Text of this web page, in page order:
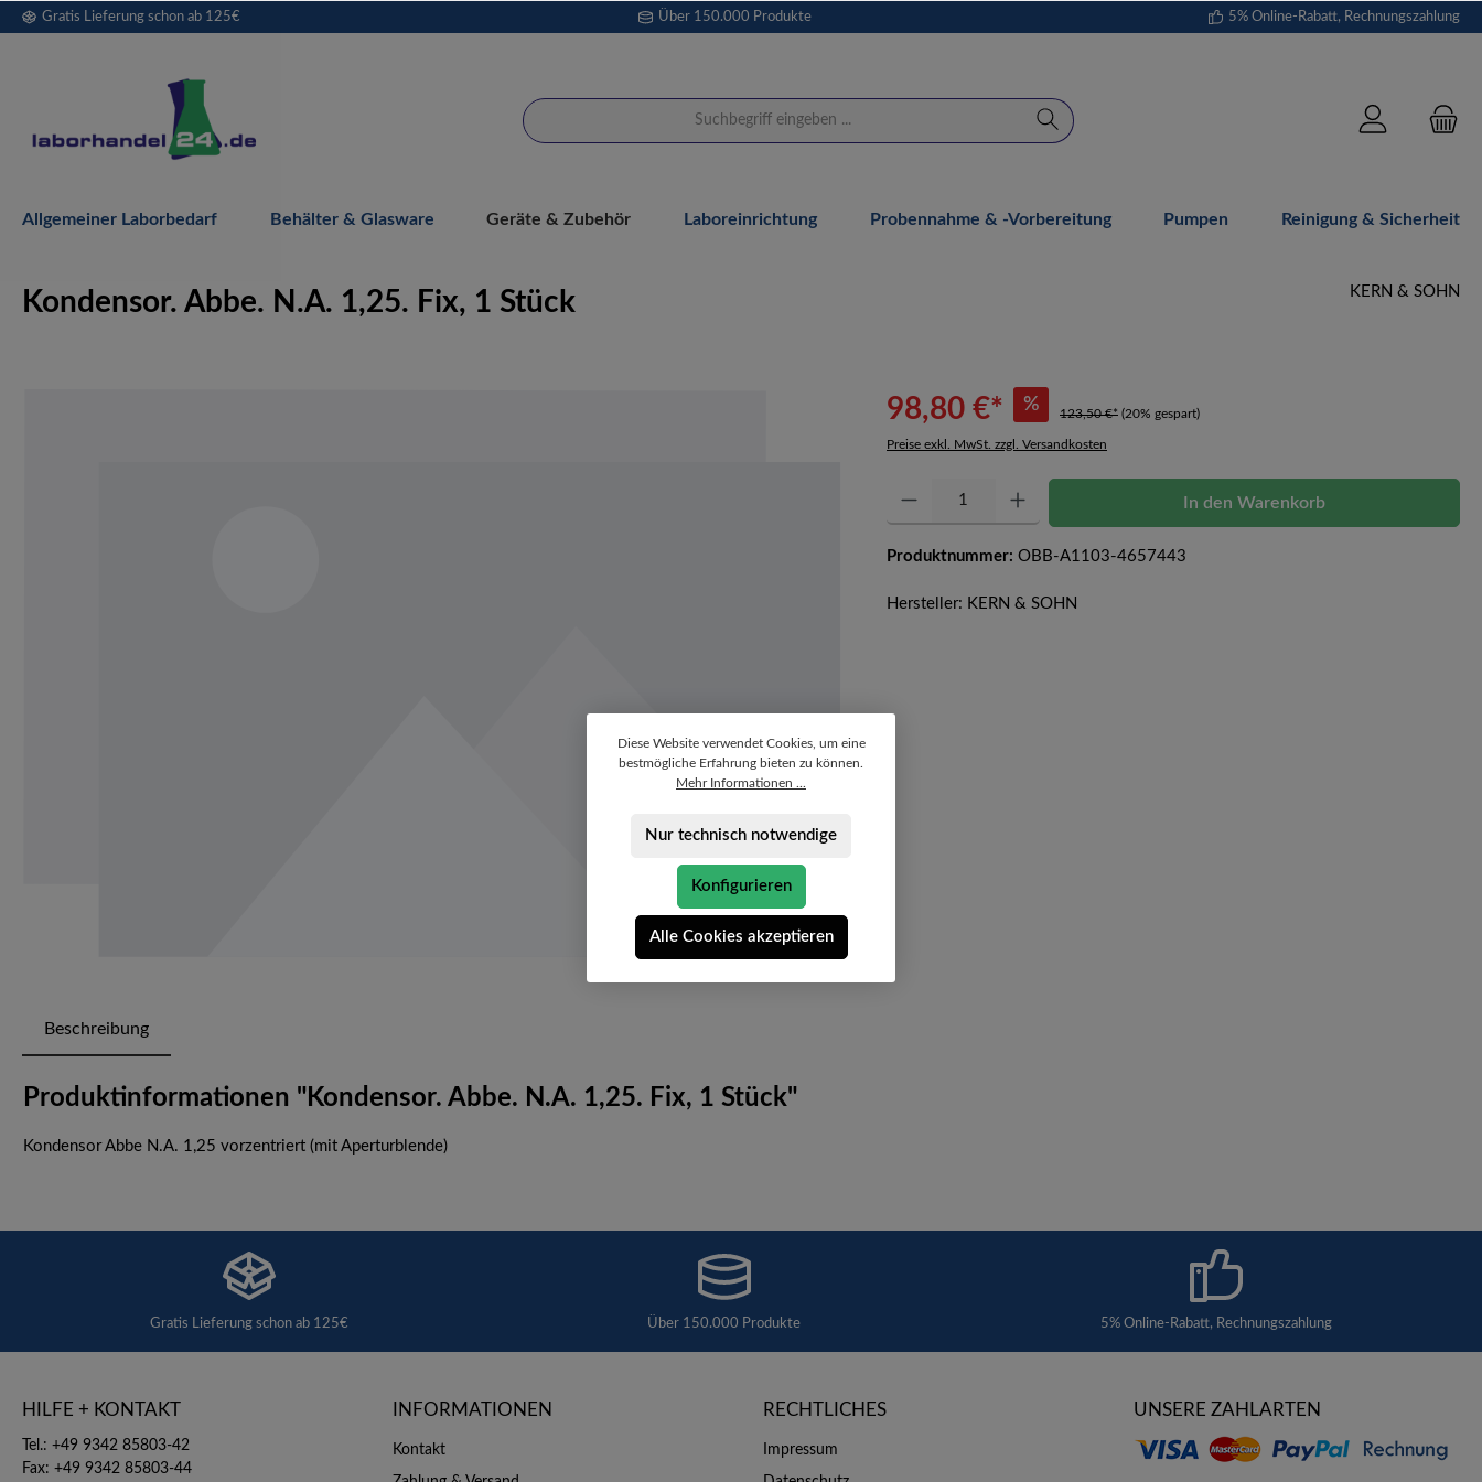
Zur Hauptnavigation springen
Gratis Lieferung schon ab 125€ Über 150.000 Produkte 5% Online-Rabatt, Rechnungszahlung
Allgemeiner Laborbedarf Behälter & Glasware Geräte & Zubehör Laboreinrichtung Probennahme & -vorbereitung Pumpen Reinigung & Sicherheit
Kondensor. Abbe. N.A. 1,25. Fix, 1 Stück KERN & SOHN
98,80 €* % 123,50 €* (20% gespart)
Preise exkl. MwSt. zzgl. Versandkosten
Produkt Anzahl: Gib den gewünschten Wert ein oder benutze die Schaltflächen um die Anzahl zu
In den Warenkorb
Produktnummer: OBB-A1103-4657443
Hersteller: KERN & SOHN
Beschreibung
Produktinformationen "Kondensor. Abbe. N.A. 1,25. Fix, 1 Stück"
Kondensor Abbe N.A. 1,25 vorzentriert (mit Aperturblende)
Gratis Lieferung schon ab 125€ Über 150.000 Produkte 5% Online-Rabatt, Rechnungszahlung
HILFE + KONTAKT
Tel.: +49 9342 85803-42
Fax: +49 9342 85803-44
INFORMATIONEN
Kontakt
RECHTLICHES
Impressum
UNSERE ZAHLARTEN
Diese Website verwendet Cookies, um eine
bestmögliche Erfahrung bieten zu können.
Mehr Informationen ...
Nur technisch notwendige
Konfigurieren
Alle Cookies akzeptieren